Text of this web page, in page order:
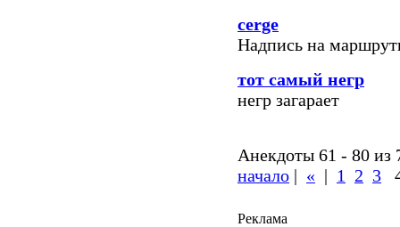
cerge
Надпись на
тот самый негр
негр загарает
Анекдоты 61 - 80 из
начало | « | 1 2 3
Реклама